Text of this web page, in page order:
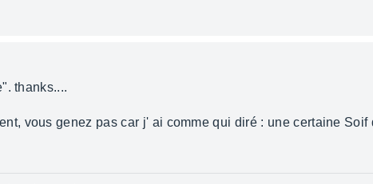
thanks....
vous genez pas car j' ai comme qui diré : une certaine Soif